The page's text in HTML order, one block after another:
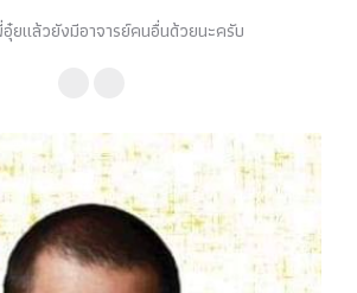
ยแล้วยังมีอาจารย์คนอื่นด้วยนะครับ